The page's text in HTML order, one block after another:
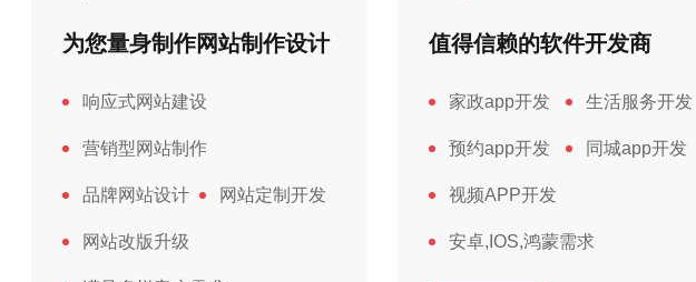
为您量身制作网站制作设计
响应式网站建设
营销型网站制作
品牌网站设计 网站定制开发
网站改版升级
值得信赖的软件开发商
家政app开发 生活服务开发
预约app开发 同城app开发
视频APP开发
安卓,IOS,鸿蒙需求